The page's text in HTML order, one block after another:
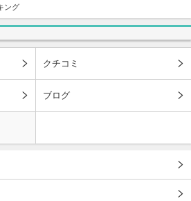
ング
クチコミ
ブログ